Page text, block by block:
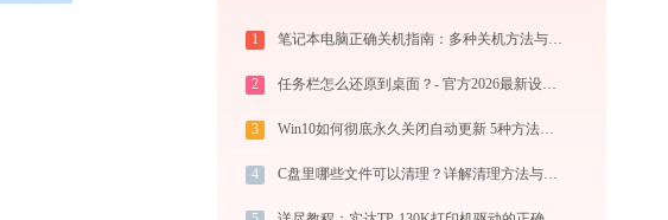
1 笔记本电脑正确关机指南：多种关机方法与注意事项
2 任务栏怎么还原到桌面？- 官方2026最新设置教程
3 Win10如何彻底永久关闭自动更新 5种方法教你永久关闭win10自动更新
4 C盘里哪些文件可以清理？详解清理方法与建议